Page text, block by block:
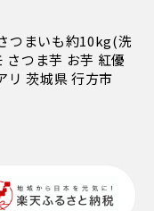
つまいも約10kg(洗
さつま芋 お芋 紅優
リ 茨城県 行方市